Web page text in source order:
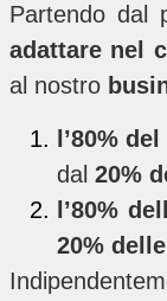
Partendo dal
adattare nel
al nostro
l’80%
dal 20%
l’80%
20%